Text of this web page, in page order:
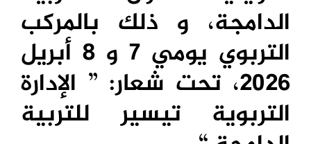
الدامجة، و ذلك بالمركب
التربوي يومي 7 و 8 أبريل
2026، تحت شعار: ” الإدارة
التربوية تيسير للتربية